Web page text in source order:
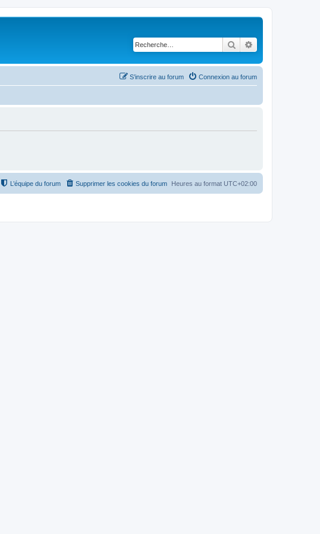
Rechercher
Connexion au forum
S’inscrire au forum
Heures au format UTC+02:00
Supprimer les cookies du forum
L’équipe du forum